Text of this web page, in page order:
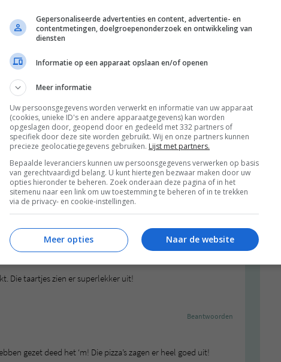
erover gehoord.
Beantwoorden
Die taartjes zien er superlekker uit!
Beantwoorden
gezet deed het ‘m! Die pizza’s zagen er heel goed uit!
Beantwoorden
Gepersonaliseerde advertenties en content, advertentie- en
contentmetingen, doelgroepenonderzoek en ontwikkeling van
diensten
Informatie op een apparaat opslaan en/of openen
Meer informatie
Uw persoonsgegevens worden verwerkt en informatie van uw apparaat
(cookies, unieke ID's en andere apparaatgegevens) kan worden
opgeslagen door, geopend door en gedeeld met 332 partners of
specifiek door deze site worden gebruikt. Wij en onze partners kunnen
precieze geolocatiegegevens gebruiken. Lijst met partners.
Bepaalde leveranciers kunnen uw persoonsgegevens verwerken op basis
van gerechtvaardigd belang. U kunt hiertegen bezwaar maken door uw
opties hieronder te beheren. Zoek onderaan deze pagina of in het
sitemenu naar een link om uw toestemming te beheren of in te trekken
via de privacy- en cookie-instellingen.
Naar de website
Meer opties